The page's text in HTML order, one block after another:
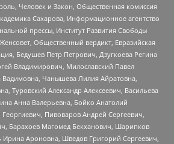
Человек и Закон, Общественная комиссия
Сахарова, Информационное агентство
прессы, Институт Развития Свободы
Общественный вердикт, Евразийская
Бедушев Петр Петрович, Дзугкоева Регина
Владимирович, Милославский Павел
Чанышева Лилия Айратовна,
Туровский Александр Алексеевич, Васильева
Анна Валерьевна, Бойко Анатолий
Пивоваров Андрей Сергеевич,
Барахоев Магомед Бекханович, Шарипков
Ароновна, Шведов Григорий Сергеевич,